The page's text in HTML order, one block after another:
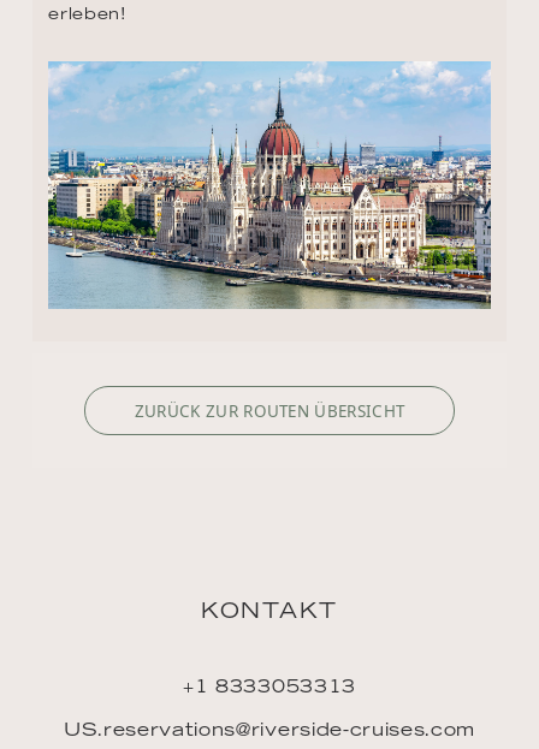
erleben!
ZURÜCK ZUR ROUTEN ÜBERSICHT
KONTAKT
+1 8333053313
US.reservations@riverside-cruises.com